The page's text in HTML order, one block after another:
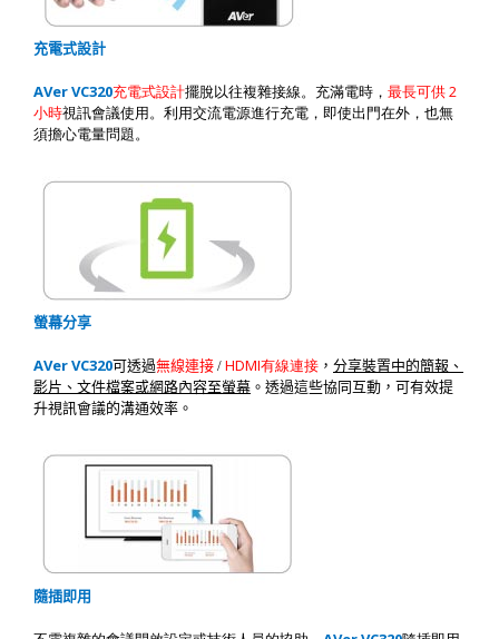
充電式設計
AVer VC320充電式設計擺脫以往複雜接線。充滿電時， 最長可供 2
小時視訊會議使用。利用交流電源進行充電，即使出門在外，也無
須擔心電量問題。
螢幕分享
AVer VC320可透過無線連接 / HDMI有線連接 ， 分享裝置中的簡報、
影片、文件檔案或網路內容至螢幕 。透過這些協同互動，可有效提
升視訊會議的溝通效率。
隨插即用